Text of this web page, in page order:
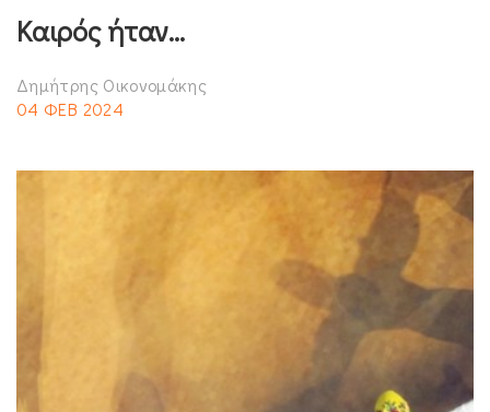
Καιρός ήταν…
Δημήτρης Οικονομάκης
04 ΦΕΒ 2024